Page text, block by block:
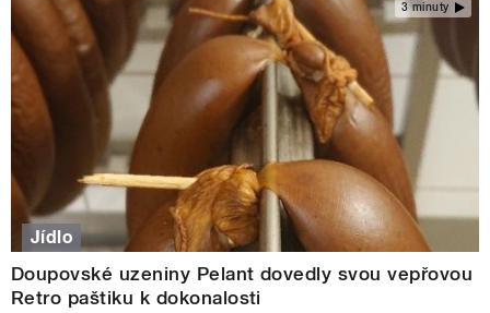
3 minuty
Jídlo
Doupovské uzeniny Pelant dovedly svou vepřovou
Retro paštiku k dokonalosti